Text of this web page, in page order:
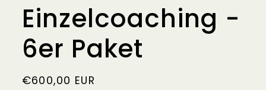
Einzelcoaching -
6er Paket
Normaler
€600,00 EUR